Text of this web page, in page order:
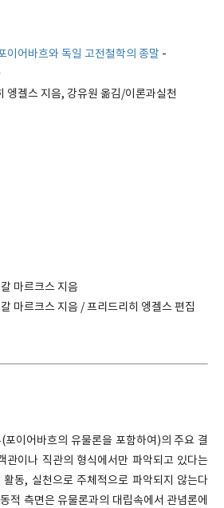
이어바흐와 독일 고전철학의 종말 -
엥겔스 지음, 강유원 옮김/이론과실천
마르크스 지음
마르크스 지음 / 프리드리히 엥겔스 편집
포이어바흐의 유물론을 포함하여)의 주요 결
관이나 직관의 형식에서만 파악되고 있다는
동, 실천으로 주체적으로 파악되지 않는다
적 측면은 유물론과의 대립속에서 관념론에